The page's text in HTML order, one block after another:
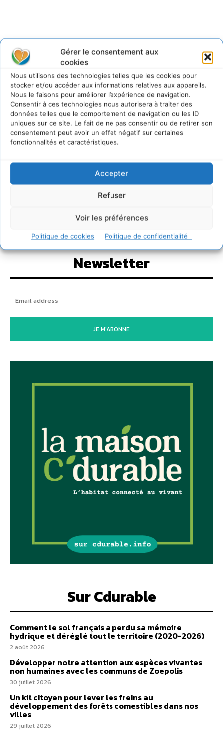
Gérer le consentement aux
cookies
Nous utilisons des technologies telles que les cookies pour
stocker et/ou accéder aux informations relatives aux appareils.
Nous le faisons pour améliorer l’expérience de navigation.
Consentir à ces technologies nous autorisera à traiter des
données telles que le comportement de navigation ou les ID
uniques sur ce site. Le fait de ne pas consentir ou de retirer son
consentement peut avoir un effet négatif sur certaines
fonctionnalités et caractéristiques.
Accepter
Refuser
Voir les préférences
Politique de cookies Politique de confidentialité
Lire aussi
Soutenir un pastoralisme durable en faveur de
socio-écosystèmes résilients
6 août 2026
S’inspirer de l’arbre pour un modèle
économique régénératif du vivant …
5 août 2026
entreprises à devenir des alliées du vivant
Comment le sol français a perdu sa mémoire
hydrique et déréglé tout le territoire (2020-
Newsletter
JE M'ABONNE
Sur Cdurable
Comment le sol français a perdu sa mémoire
hydrique et déréglé tout le territoire (2020-2026)
2 août 2026
Développer notre attention aux espèces vivantes
non humaines avec les communs de Zoepolis
30 juillet 2026
Un kit citoyen pour lever les freins au
développement des forêts comestibles dans nos
villes
29 juillet 2026